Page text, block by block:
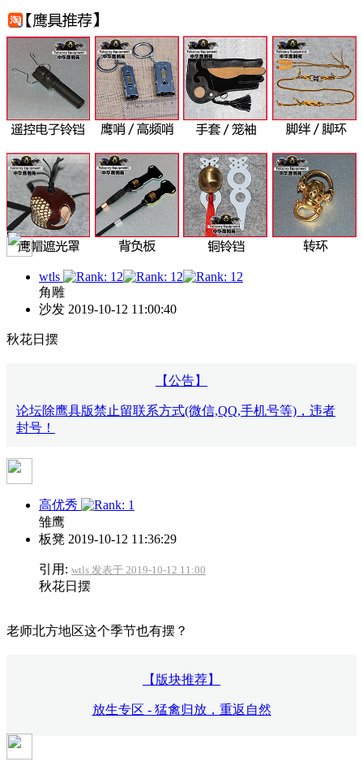
wtls
角雕
沙发 2019-10-12 11:00:40
秋花日摆
【公告】
论坛除鹰具版禁止留联系方式(微信,QQ,手机号等)，违者
封号！
高优秀
雏鹰
板凳 2019-10-12 11:36:29
引用: wtls 发表于 2019-10-12 11:00
秋花日摆
老师北方地区这个季节也有摆？
【版块推荐】
放生专区 - 猛禽归放，重返自然